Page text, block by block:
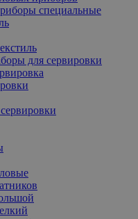
специальные
для сервировки